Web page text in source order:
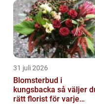
31 juli 2026
Blomsterbud i
kungsbacka så väljer du
rätt florist för varje